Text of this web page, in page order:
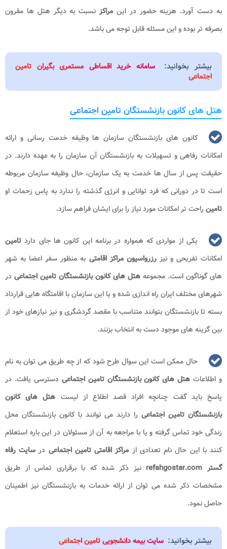
به دست آورد. هزینه حضور در این مراکز نسبت به دیگر هتل ها مقرون
بصرفه تر بوده و این مسئله قابل توجه می باشد.
بیشتر بخوانید:
سامانه خرید اقساطی مستمری بگیران تامین
اجتماعی
هتل های کانون بازنشستگان تامین اجتماعی
کانون های بازنشستگان سازمان ها وظیفه خدمت رسانی و ارائه
امکانات رفاهی و تسهیلات به بازنشستگان آن سازمان را به عهده دارند. در
حقیقت پس از سال ها خدمت به یک سازمان، حال وظیفه سازمان مربوطه
است تا در دورانی که فرد توانایی و انرژی گذشته را ندارد به پاس زحمات او
تامین راحت تر امکانات مورد نیاز را برای ایشان فراهم سازد.
یکی از مواردی که همواره در برنامه این کانون ها جای دارد تامین
امکانات تفریحی و نیزرزرواسیون مراکز اقامتی به منظور سفر اعضا به شهر
های گوناگون است. مجموعه هتل های کانون بازنشستگان تامین اجتماعی در
شهرهای مختلف ایران راه اندازی شده و یا این سازمان با اقامتگاه هایی قرارداد
بسته تا بازنشستگان بتوانند متناسب با مقصد گردشگری و نیز نیازهای خود از
بین گزینه های موجود دست به انتخاب بزنند.
حال ممکن است این سوال طرح شود که از چه طریق می توان به نام
و اطلاعات هتل های کانون بازنشستگان تامین اجتماعی دسترسی یافت. در
پاسخ باید گفت چنانچه افراد قصد اطلاع از لیست هتل های کانون
بازنشستگان تامین اجتماعیرا دارند می توانند با کانون بازنشستگان محل
زندگی خود تماس گرفته و یا با مراجعه به آن از مسئولان در این باره استعلام
کنند با این حال نام تعدادی از مراکز اقامتی تامین اجتماعی در سایت رفاه
گستر refahgostar.com
نیز ذکر شده که با برقراری تماس از طریق
مشخصات ذکر شده می توان از ارائه خدمات به بازنشستگان نیز اطمینان
حاصل نمود.
بیشتر بخوانید: سایت بیمه دانشجویی تامین اجتماعی